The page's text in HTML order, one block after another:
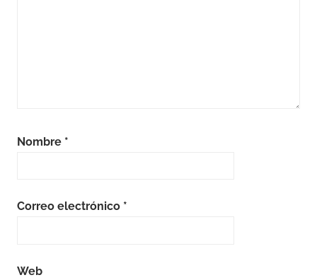
Nombre *
Correo electrónico *
Web